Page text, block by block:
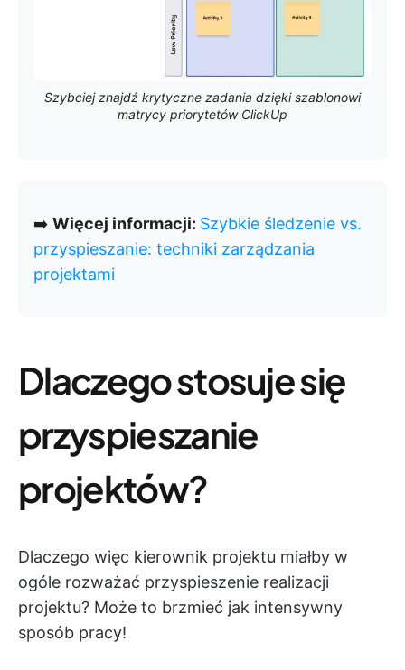
Szybciej znajdź krytyczne zadania dzięki szablonowi
matrycy priorytetów ClickUp
➡️ Więcej informacji: Szybkie śledzenie vs.
przyspieszanie: techniki zarządzania
projektami
Dlaczego stosuje się
przyspieszanie
projektów?
Dlaczego więc kierownik projektu miałby w
ogóle rozważać przyspieszenie realizacji
projektu? Może to brzmieć jak intensywny
sposób pracy!